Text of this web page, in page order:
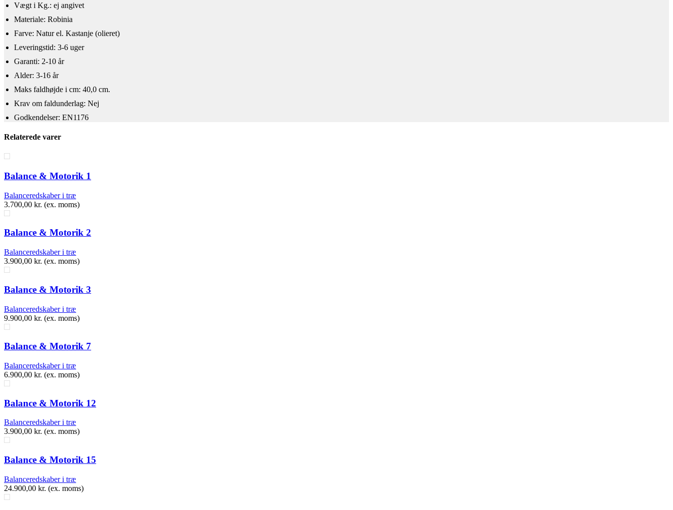
Vægt i Kg.: ej angivet
Materiale: Robinia
Farve: Natur el. Kastanje (olieret)
Leveringstid: 3-6 uger
Garanti: 2-10 år
Alder: 3-16 år
​Maks faldhøjde i cm: 40,0 cm.
Krav om faldunderlag: Nej
Godkendelser: EN1176
Relaterede varer
Balance & Motorik 1
Balanceredskaber i træ
3.700,00 kr. (ex. moms)
Balance & Motorik 2
Balanceredskaber i træ
3.900,00 kr. (ex. moms)
Balance & Motorik 3
Balanceredskaber i træ
9.900,00 kr. (ex. moms)
Balance & Motorik 7
Balanceredskaber i træ
6.900,00 kr. (ex. moms)
Balance & Motorik 12
Balanceredskaber i træ
3.900,00 kr. (ex. moms)
Balance & Motorik 15
Balanceredskaber i træ
24.900,00 kr. (ex. moms)